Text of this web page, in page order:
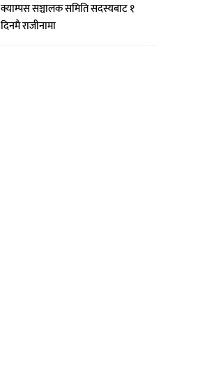
क्याम्पस सञ्चालक समिति सदस्यबाट १
दिनमै राजीनामा